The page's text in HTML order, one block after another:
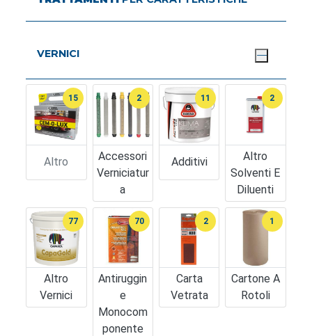
VERNICI
Altro
15
Accessori
Verniciatur
A
2
Additivi
11
Altro
Solventi E
Diluenti
2
Altro
Vernici
77
Antiruggin
E
Monocom
Ponente
70
Carta
Vetrata
2
Cartone A
Rotoli
1